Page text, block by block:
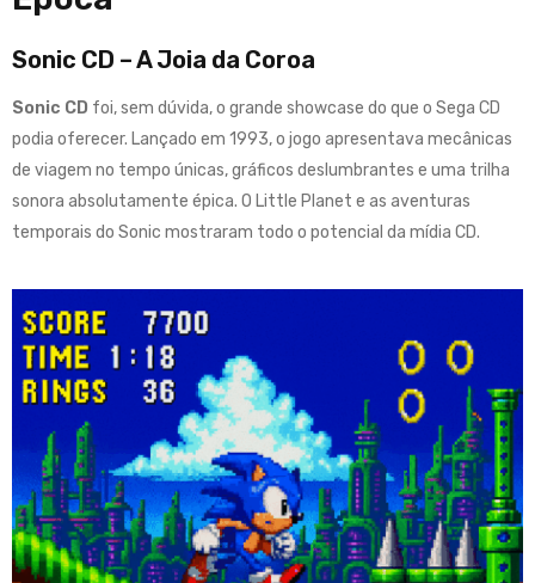
Sonic CD – A Joia da Coroa
Sonic CD foi, sem dúvida, o grande showcase do que o Sega CD
podia oferecer. Lançado em 1993, o jogo apresentava mecânicas
de viagem no tempo únicas, gráficos deslumbrantes e uma trilha
sonora absolutamente épica. O Little Planet e as aventuras
temporais do Sonic mostraram todo o potencial da mídia CD.